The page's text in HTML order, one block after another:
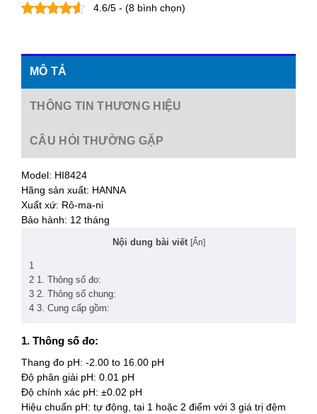
4.6/5 - (8 bình chọn)
MÔ TẢ
THÔNG TIN THƯƠNG HIỆU
CÂU HỎI THƯỜNG GẶP
Model: HI8424
Hãng sản xuất: HANNA
Xuất xứ: Rô-ma-ni
Bảo hành: 12 tháng
Nội dung bài viết [Ẩn]
1
2 1. Thông số đo:
3 2. Thông số chung:
4 3. Cung cấp gồm:
1. Thông số đo:
Thang đo pH: -2.00 to 16.00 pH
Độ phân giải pH: 0.01 pH
Độ chính xác pH: ±0.02 pH
Hiệu chuẩn pH: tự động, tại 1 hoặc 2 điểm với 3 giá trị đệm